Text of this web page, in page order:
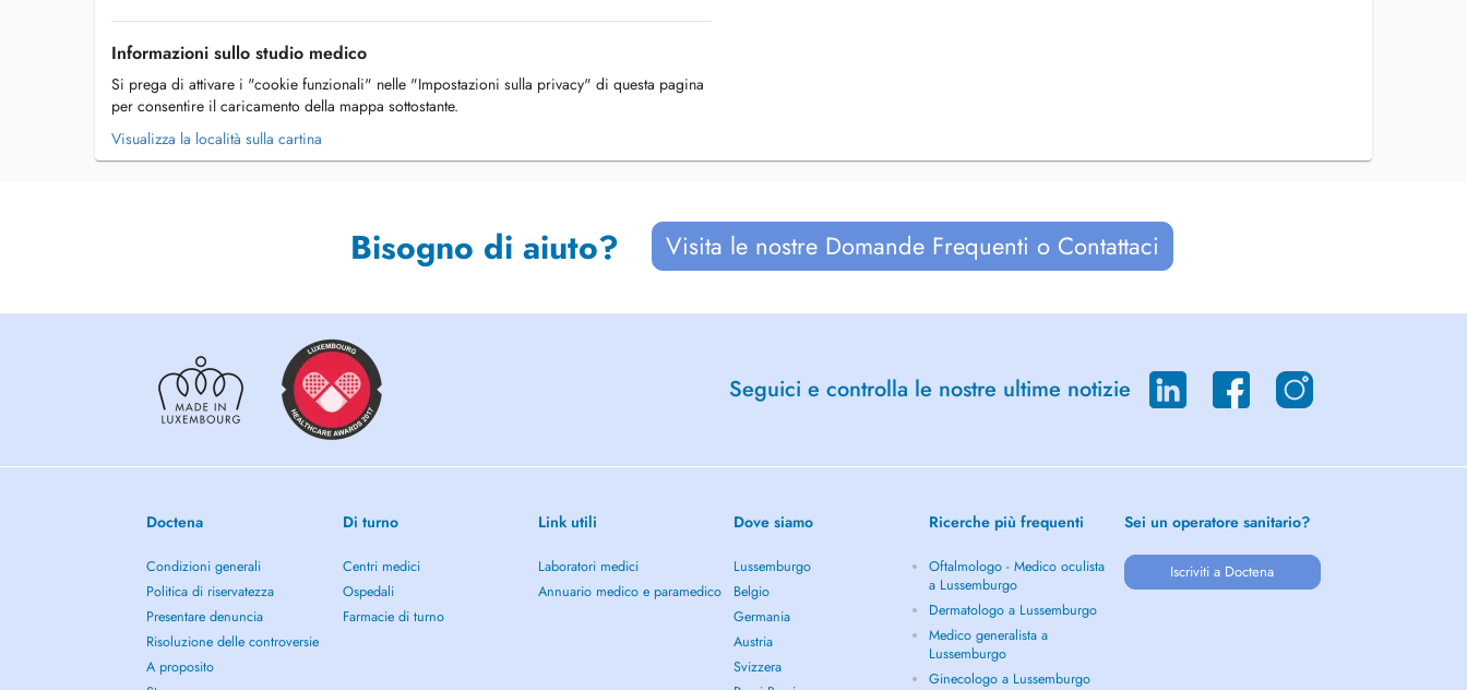
Informazioni sullo studio medico
Si prega di attivare i "cookie funzionali" nelle "Impostazioni sulla privacy" di questa pagina
per consentire il caricamento della mappa sottostante.
Visualizza la località sulla cartina
Bisogno di aiuto? Visita le nostre Domande Frequenti o Contattaci
Seguici e controlla le nostre ultime notizie
Doctena
Condizioni generali
Politica di riservatezza
Presentare denuncia
Risoluzione delle controversie
A proposito
Di turno
Centri medici
Ospedali
Farmacie di turno
Link utili
Laboratori medici
Annuario medico e paramedico
Dove siamo
Lussemburgo
Belgio
Germania
Austria
Svizzera
Ricerche più frequenti
Oftalmologo - Medico oculista
a Lussemburgo
Dermatologo a Lussemburgo
Medico generalista a
Lussemburgo
Ginecologo a Lussemburgo
Sei un operatore sanitario?
Iscriviti a Doctena